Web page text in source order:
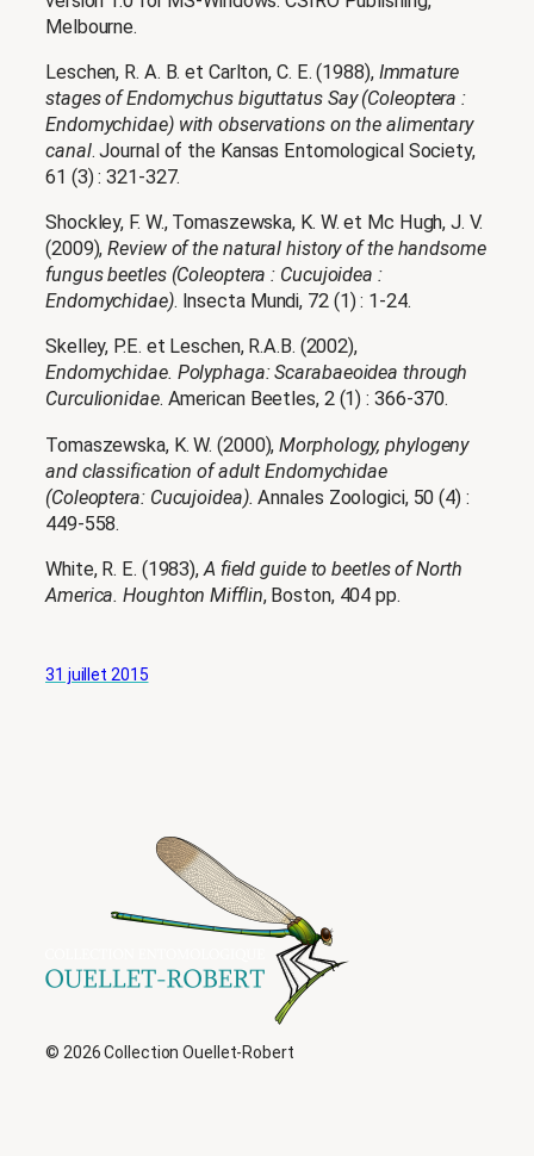
Melbourne.
Leschen, R. A. B. et Carlton, C. E. (1988), Immature
stages of Endomychus biguttatus Say (Coleoptera :
Endomychidae) with observations on the alimentary
canal. Journal of the Kansas Entomological Society,
61 (3) : 321-327.
Shockley, F. W., Tomaszewska, K. W. et Mc Hugh, J. V.
(2009),Review of the natural history of the handsome
fungus beetles (Coleoptera : Cucujoidea :
Endomychidae). Insecta Mundi, 72 (1) : 1-24.
Skelley, P.E. et Leschen, R.A.B. (2002),
Endomychidae. Polyphaga: Scarabaeoidea through
Curculionidae. American Beetles, 2 (1) : 366-370.
Tomaszewska, K. W. (2000),Morphology, phylogeny
and classification of adult Endomychidae
(Coleoptera: Cucujoidea). Annales Zoologici, 50 (4) :
449-558.
White, R. E. (1983),A field guide to beetles of North
America. Houghton Mifflin, Boston, 404 pp.
31 juillet 2015
© 2026 Collection Ouellet-Robert